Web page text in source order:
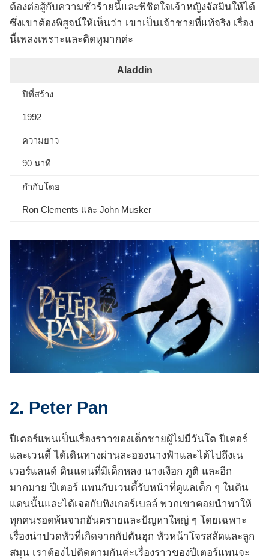
ต้องต่อสู้กับความชั่วร้ายนี้และพิชิตใจเจ้าหญิงจัสมินให้ได้
ซึ่งเขาต้องพิสูจน์ให้เห็นว่า เขาเป็นเจ้าชายที่แท้จริง เรื่อง
นี้เพลงเพราะและติดหูมากค่ะ
Aladdin
ปีที่สร้าง
1992
ความยาว
90 นาที
กำกับโดย
Ron Clements และ John Musker
2. Peter Pan
ปีเตอร์แพนเป็นเรื่องราวของเด็กชายผู้ไม่มีวันโต ปีเตอร์
และเวนดี้ ได้เดินทางผ่านละอองนางฟ้าและได้ไปถึงเน
เวอร์แลนด์ ดินแดนที่มีเด็กหลง นางเงือก ภูติ และอีก
มากมาย ปีเตอร์ แพนกับเวนดี้รับหน้าที่ดูแลเด็ก ๆ ในดิน
แดนนั้นและได้เจอกับทิงเกอร์เบลล์ พวกเขาคอยนำพาให้
ทุกคนรอดพ้นจากอันตรายและปัญหาใหญ่ ๆ โดยเฉพาะ
เรื่องน่าปวดหัวที่เกิดจากกัปตันฮุก หัวหน้าโจรสลัดและลูก
สมุน เราต้องไปติดตามกันค่ะเรื่องราวของปีเตอร์แพนจะ